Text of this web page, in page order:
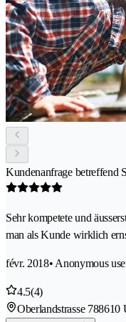
Kundenanfrage betreffend
Sehr kompetete und
man als Kunde wirklich
févr. 2018• Anonymous
4.5(4)
Oberlandstrasse 788610